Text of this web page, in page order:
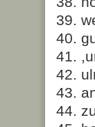
39.
40.
41.
42.
43.
44.